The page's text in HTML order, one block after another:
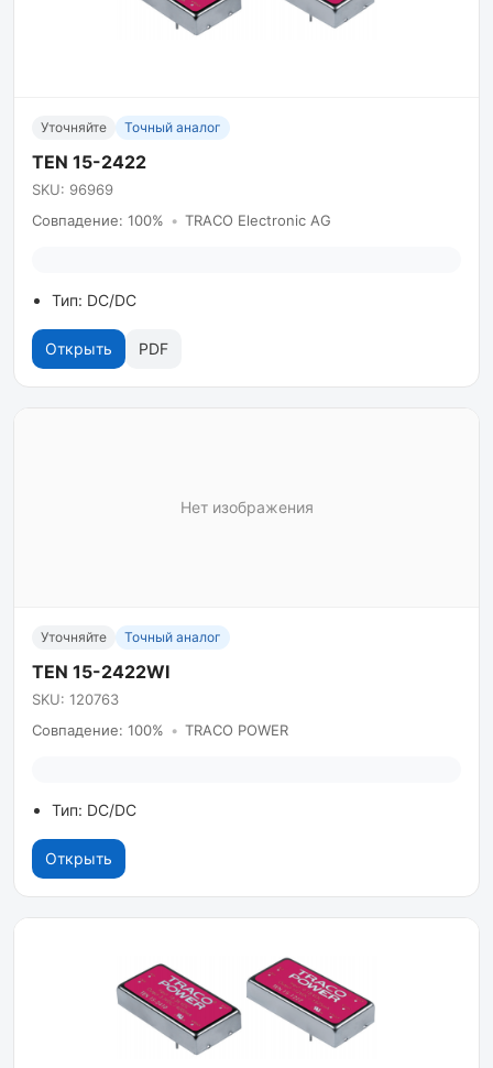
Уточняйте Точный аналог
TEN 15-2422
SKU: 96969
Совпадение: 100% • TRACO Electronic AG
Тип: DC/DC
Открыть PDF
Нет изображения
Уточняйте Точный аналог
TEN 15-2422WI
SKU: 120763
Совпадение: 100% • TRACO POWER
Тип: DC/DC
Открыть